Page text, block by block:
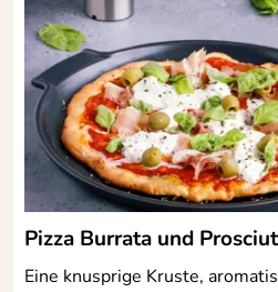
versehen. Griff aus Olivenholz.
Hersteller: Koriolis GmbH,
Vellberg, contact@deejo.de
Farbe:
Hochglanz
Lieferumfang:
geliefert
Serie:
Material:
2CR14 +
Spülmaschinen
geeignet:
Nein
Pizza Burrata und
Eine knusprige Kruste,